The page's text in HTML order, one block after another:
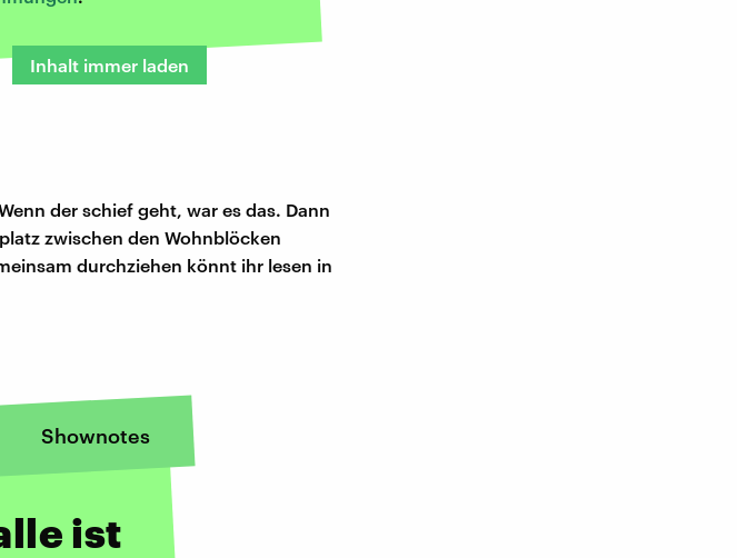
Inhalt immer laden
der schief geht, war es das. Dann
zwischen den Wohnblöcken
durchziehen könnt ihr lesen in
Shownotes
ist